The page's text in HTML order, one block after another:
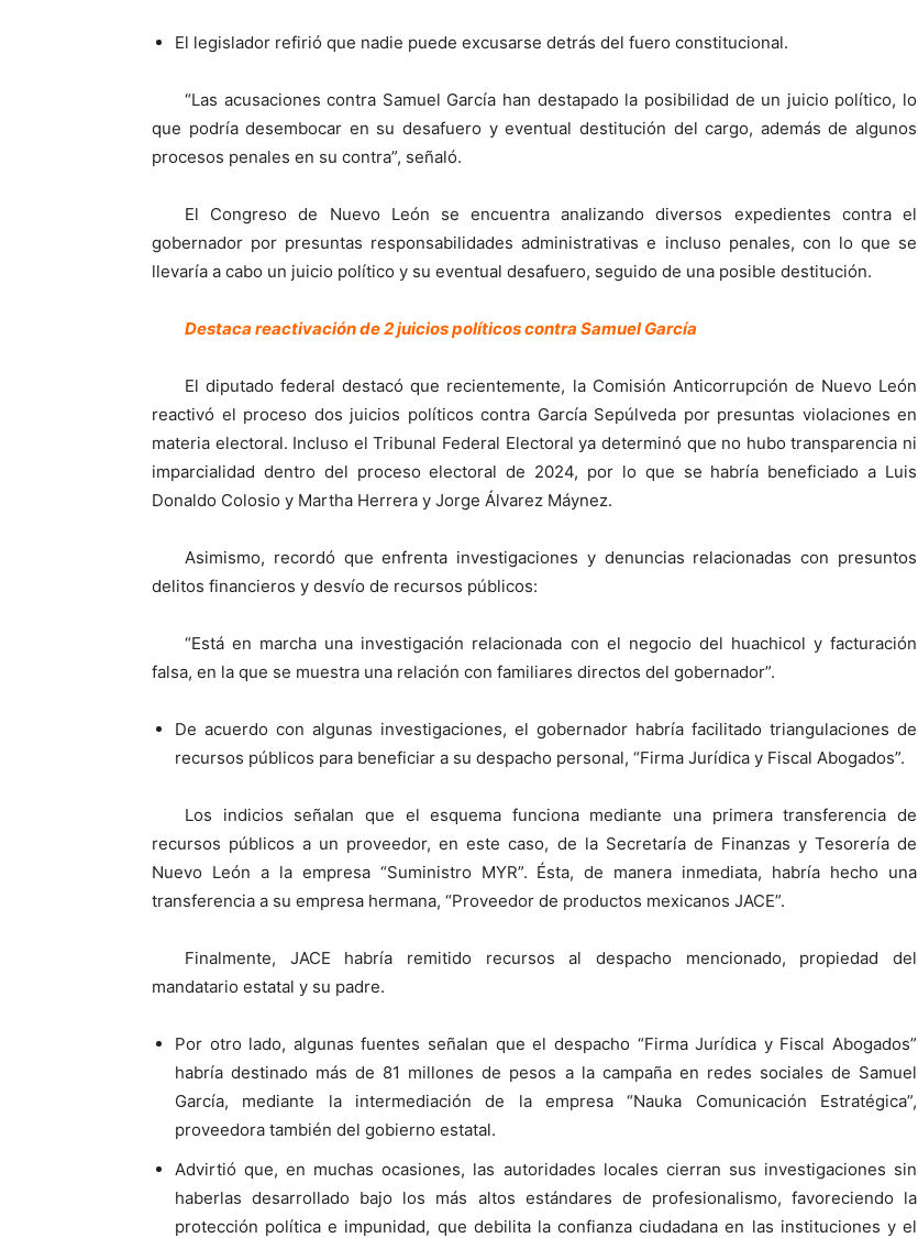
El legislador refirió que nadie puede excusarse detrás del fuero constitucional.
“Las acusaciones contra Samuel García han destapado la posibilidad de un juicio político, lo
que podría desembocar en su desafuero y eventual destitución del cargo, además de algunos
procesos penales en su contra”, señaló.
El Congreso de Nuevo León se encuentra analizando diversos expedientes contra el
gobernador por presuntas responsabilidades administrativas e incluso penales, con lo que se
llevaría a cabo un juicio político y su eventual desafuero, seguido de una posible destitución.
Destaca reactivación de 2 juicios políticos contra Samuel García
El diputado federal destacó que recientemente, la Comisión Anticorrupción de Nuevo León
reactivó el proceso dos juicios políticos contra García Sepúlveda por presuntas violaciones en
materia electoral. Incluso el Tribunal Federal Electoral ya determinó que no hubo transparencia ni
imparcialidad dentro del proceso electoral de 2024, por lo que se habría beneficiado a Luis
Donaldo Colosio y Martha Herrera y Jorge Álvarez Máynez.
Asimismo, recordó que enfrenta investigaciones y denuncias relacionadas con presuntos
delitos financieros y desvío de recursos públicos:
“Está en marcha una investigación relacionada con el negocio del huachicol y facturación
falsa, en la que se muestra una relación con familiares directos del gobernador”.
De acuerdo con algunas investigaciones, el gobernador habría facilitado triangulaciones de
recursos públicos para beneficiar a su despacho personal, “Firma Jurídica y Fiscal Abogados”.
Los indicios señalan que el esquema funciona mediante una primera transferencia de
recursos públicos a un proveedor, en este caso, de la Secretaría de Finanzas y Tesorería de
Nuevo León a la empresa “Suministro MYR”. Ésta, de manera inmediata, habría hecho una
transferencia a su empresa hermana, “Proveedor de productos mexicanos JACE”.
Finalmente, JACE habría remitido recursos al despacho mencionado, propiedad del
mandatario estatal y su padre.
Por otro lado, algunas fuentes señalan que el despacho “Firma Jurídica y Fiscal Abogados”
habría destinado más de 81 millones de pesos a la campaña en redes sociales de Samuel
García, mediante la intermediación de la empresa “Nauka Comunicación Estratégica”,
proveedora también del gobierno estatal.
Advirtió que, en muchas ocasiones, las autoridades locales cierran sus investigaciones sin
haberlas desarrollado bajo los más altos estándares de profesionalismo, favoreciendo la
protección política e impunidad, que debilita la confianza ciudadana en las instituciones y el